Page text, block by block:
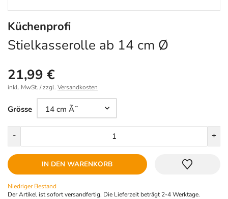
Küchenprofi
Stielkasserolle ab 14 cm Ø
21,99 €
inkl. MwSt. / zzgl. Versandkosten
Grösse
Größe
- +
IN DEN WARENKORB
Niedriger Bestand
Der Artikel ist sofort versandfertig. Die Lieferzeit beträgt 2-4 Werktage.